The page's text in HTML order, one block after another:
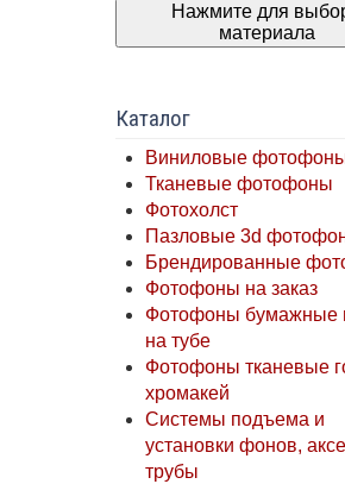
Нажмите для
материала
Каталог
Виниловые
Тканевые фотофоны
Фотохолст
Пазловые 3d
Брендированные
Фотофоны на заказ
Фотофоны бумажные
на тубе
Фотофоны тканевые
хромакей
Системы подъема и
установки фонов,
трубы